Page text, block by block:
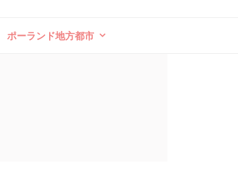
ポーランド地方都市